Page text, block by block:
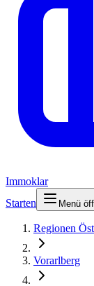
Immoklar
Starten
Menü
Regionen
Vorarlberg